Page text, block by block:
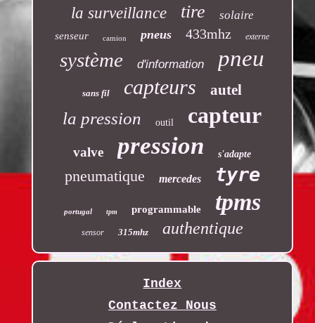
la surveillance tire solaire
senseur camion pneus 433mhz externe
système d'information pneu
sans fil capteurs autel
la pression outil capteur
valve pression s'adapte
pneumatique mercedes tyre
portugal tpm programmable tpms
sensor 315mhz authentique
Index
Contactez Nous